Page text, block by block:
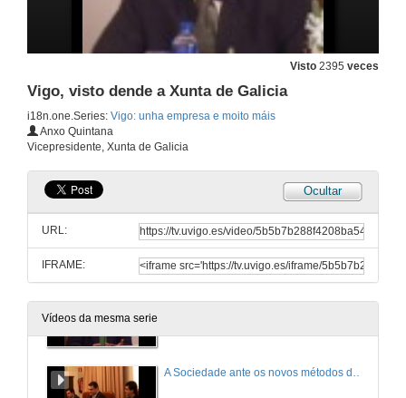
Visto 2395 veces
Vigo, visto dende a Xunta de Galicia
i18n.one.Series: Vigo: unha empresa e moito máis
Anxo Quintana
Vicepresidente, Xunta de Galicia
Ocultar
URL:
IFRAME:
Vídeos da mesma serie
23 de mar. de 2006
A Sociedade ante os novos métodos de comunicación